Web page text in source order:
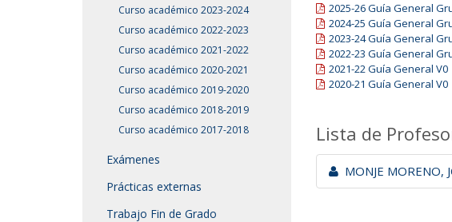
Curso académico 2023-2024
Curso académico 2022-2023
Curso académico 2021-2022
Curso académico 2020-2021
Curso académico 2019-2020
Curso académico 2018-2019
Curso académico 2017-2018
Exámenes
Prácticas externas
Trabajo Fin de Grado
2025-26 Guía General
2024-25 Guía General
2023-24 Guía General
2022-23 Guía General
2021-22 Guía General V0
2020-21 Guía General V0
Lista de
MONJE MORENO,